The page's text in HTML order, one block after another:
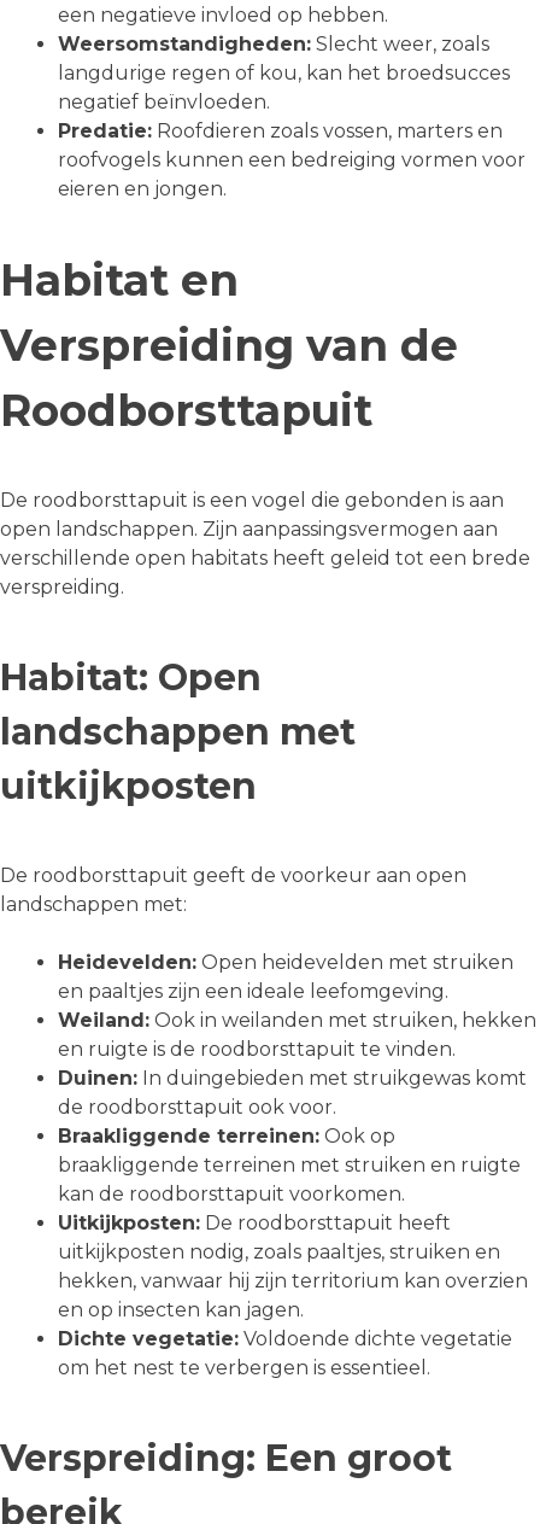
een negatieve invloed op hebben.
Weersomstandigheden: Slecht weer, zoals
langdurige regen of kou, kan het broedsucces
negatief beïnvloeden.
Predatie: Roofdieren zoals vossen, marters en
roofvogels kunnen een bedreiging vormen voor
eieren en jongen.
Habitat en
Verspreiding van de
Roodborsttapuit
De roodborsttapuit is een vogel die gebonden is aan
open landschappen. Zijn aanpassingsvermogen aan
verschillende open habitats heeft geleid tot een brede
verspreiding.
Habitat: Open
landschappen met
uitkijkposten
De roodborsttapuit geeft de voorkeur aan open
landschappen met:
Heidevelden: Open heidevelden met struiken
en paaltjes zijn een ideale leefomgeving.
Weiland: Ook in weilanden met struiken, hekken
en ruigte is de roodborsttapuit te vinden.
Duinen: In duingebieden met struikgewas komt
de roodborsttapuit ook voor.
Braakliggende terreinen: Ook op
braakliggende terreinen met struiken en ruigte
kan de roodborsttapuit voorkomen.
Uitkijkposten: De roodborsttapuit heeft
uitkijkposten nodig, zoals paaltjes, struiken en
hekken, vanwaar hij zijn territorium kan overzien
en op insecten kan jagen.
Dichte vegetatie: Voldoende dichte vegetatie
om het nest te verbergen is essentieel.
Verspreiding: Een groot
bereik